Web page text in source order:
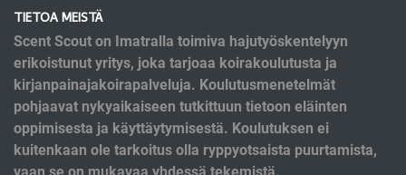
TIETOA MEISTÄ
Scent Scout on Imatralla toimiva hajutyöskentelyyn
erikoistunut yritys, joka tarjoaa koirakoulutusta ja
kirjanpainajakoirapalveluja. Koulutusmenetelmät
pohjaavat nykyaikaiseen tutkittuun tietoon eläinten
oppimisesta ja käyttäytymisestä. Koulutuksen ei
kuitenkaan ole tarkoitus olla ryppyotsaista puurtamista,